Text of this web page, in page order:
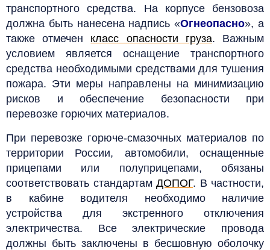
транспортного средства. На корпусе бензовоза
должна быть нанесена надпись «Огнеопасно», а
также отмечен класс опасности груза. Важным
условием является оснащение транспортного
средства необходимыми средствами для тушения
пожара. Эти меры направлены на минимизацию
рисков и обеспечение безопасности при
перевозке горючих материалов.
При перевозке горюче-смазочных материалов по
территории России, автомобили, оснащенные
прицепами или полуприцепами, обязаны
соответствовать стандартам ДОПОГ. В частности,
в кабине водителя необходимо наличие
устройства для экстренного отключения
электричества. Все электрические провода
должны быть заключены в бесшовную оболочку